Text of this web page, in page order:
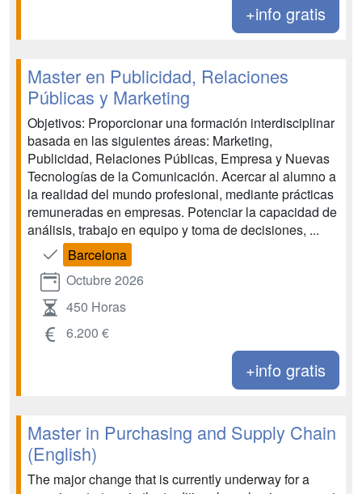
+info gratis
Master en Publicidad, Relaciones
Públicas y Marketing
Objetivos: Proporcionar una formación interdisciplinar
basada en las siguientes áreas: Marketing,
Publicidad, Relaciones Públicas, Empresa y Nuevas
Tecnologías de la Comunicación. Acercar al alumno a
la realidad del mundo profesional, mediante prácticas
remuneradas en empresas. Potenciar la capacidad de
análisis, trabajo en equipo y toma de decisiones, ...
Barcelona
Octubre 2026
450 Horas
6.200 €
+info gratis
Master in Purchasing and Supply Chain
(English)
The major change that is currently underway for a